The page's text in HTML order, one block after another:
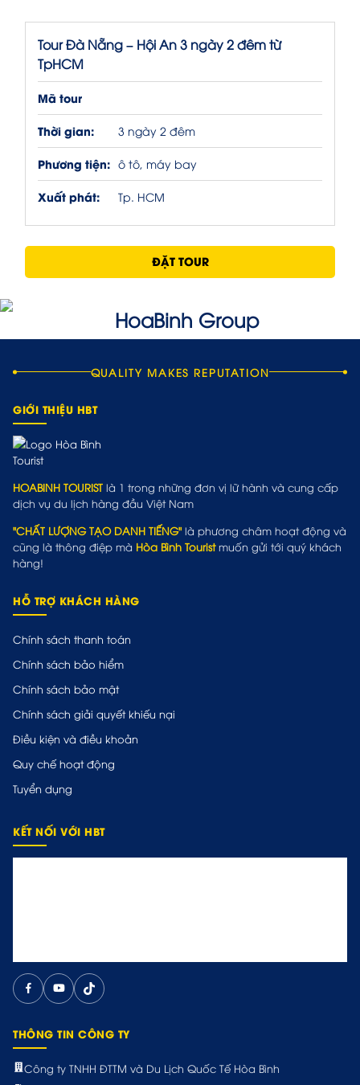
Tour Đà Nẵng – Hội An 3 ngày 2 đêm từ
TpHCM
Mã tour
Thời gian:
3 ngày 2 đêm
Phương tiện: ô tô, máy bay
Xuất phát: Tp. HCM
ĐẶT TOUR
QUALITY MAKES REPUTATION
GIỚI THIỆU HBT
HOABINH TOURIST là 1 trong những đơn vị lữ hành và cung cấp
dịch vụ du lịch hàng đầu Việt Nam
"CHẤT LƯỢNG TẠO DANH TIẾNG" là phương châm hoạt động và
cũng là thông điệp mà Hòa Bình Touristmuốn gửi tới quý khách
hàng!
HỖ TRỢ KHÁCH HÀNG
Chính sách thanh toán
Chính sách bảo hiểm
Chính sách bảo mật
Chính sách giải quyết khiếu nại
Điều kiện và điều khoản
Quy chế hoạt động
Tuyển dụng
KẾT NỐI VỚI HBT
THÔNG TIN CÔNG TY
Công ty TNHH ĐTTM và Du Lịch Quốc Tế Hòa Bình